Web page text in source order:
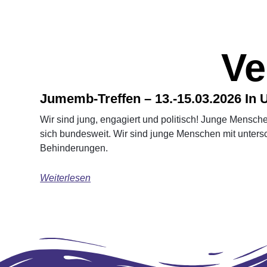
Jumemb-Treffen – 13.-15.03.2026 In
Wir sind jung, engagiert und politisch! Junge
sich bundesweit. Wir sind junge Menschen mit
Behinderungen.
Weiterlesen